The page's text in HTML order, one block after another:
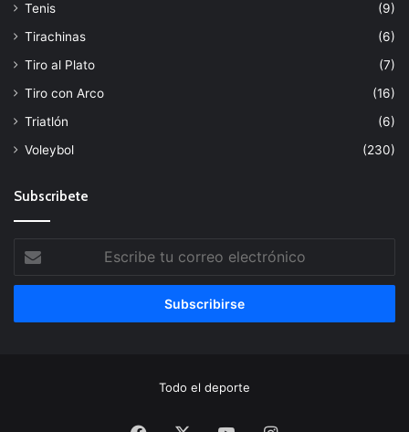
Tenis
(9)
Tirachinas
(6)
Tiro al Plato
(7)
Tiro con Arco
(16)
Triatlón
(6)
Voleybol
(230)
Subscribete
Escribe
tu
correo
Todo el deporte